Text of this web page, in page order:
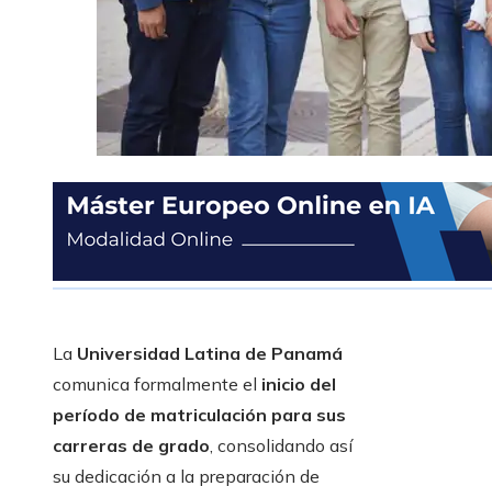
La Universidad Latina de Panamá
comunica formalmente el inicio del
período de matriculación para sus
carreras de grado, consolidando así
su dedicación a la preparación de